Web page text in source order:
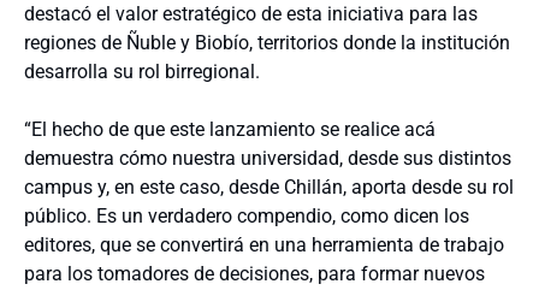
destacó el valor estratégico de esta iniciativa para las
regiones de Ñuble y Biobío, territorios donde la institución
desarrolla su rol birregional.
“El hecho de que este lanzamiento se realice acá
demuestra cómo nuestra universidad, desde sus distintos
campus y, en este caso, desde Chillán, aporta desde su rol
público. Es un verdadero compendio, como dicen los
editores, que se convertirá en una herramienta de trabajo
para los tomadores de decisiones, para formar nuevos